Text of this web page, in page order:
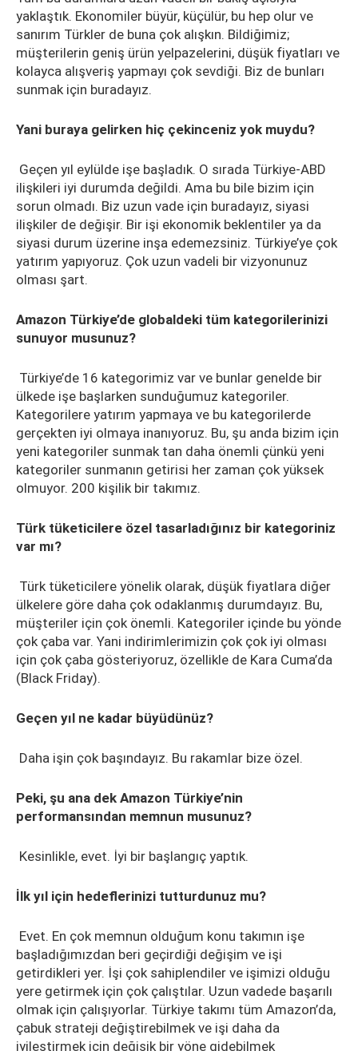
yaklaştık. Ekonomiler büyür, küçülür, bu hep olur ve
sanırım Türkler de buna çok alışkın. Bildiğimiz;
müşterilerin geniş ürün yelpazelerini, düşük fiyatları ve
kolayca alışveriş yapmayı çok sevdiği. Biz de bunları
sunmak için buradayız.
Yani buraya gelirken hiç çekinceniz yok muydu?
Geçen yıl eylülde işe başladık. O sırada Türkiye-ABD
ilişkileri iyi durumda değildi. Ama bu bile bizim için
sorun olmadı. Biz uzun vade için buradayız, siyasi
ilişkiler de değişir. Bir işi ekonomik beklentiler ya da
siyasi durum üzerine inşa edemezsiniz. Türkiye’ye çok
yatırım yapıyoruz. Çok uzun vadeli bir vizyonunuz
olması şart.
Amazon Türkiye’de globaldeki tüm kategorilerinizi
sunuyor musunuz?
Türkiye’de 16 kategorimiz var ve bunlar genelde bir
ülkede işe başlarken sunduğumuz kategoriler.
Kategorilere yatırım yapmaya ve bu kategorilerde
gerçekten iyi olmaya inanıyoruz. Bu, şu anda bizim için
yeni kategoriler sunmak tan daha önemli çünkü yeni
kategoriler sunmanın getirisi her zaman çok yüksek
olmuyor. 200 kişilik bir takımız.
Türk tüketicilere özel tasarladığınız bir kategoriniz
var mı?
Türk tüketicilere yönelik olarak, düşük fiyatlara diğer
ülkelere göre daha çok odaklanmış durumdayız. Bu,
müşteriler için çok önemli. Kategoriler içinde bu yönde
çok çaba var. Yani indirimlerimizin çok çok iyi olması
için çok çaba gösteriyoruz, özellikle de Kara Cuma’da
(Black Friday).
Geçen yıl ne kadar büyüdünüz?
Daha işin çok başındayız. Bu rakamlar bize özel.
Peki, şu ana dek Amazon Türkiye’nin
performansından memnun musunuz?
Kesinlikle, evet. İyi bir başlangıç yaptık.
İlk yıl için hedeflerinizi tutturdunuz mu?
Evet. En çok memnun olduğum konu takımın işe
başladığımızdan beri geçirdiği değişim ve işi
getirdikleri yer. İşi çok sahiplendiler ve işimizi olduğu
yere getirmek için çok çalıştılar. Uzun vadede başarılı
olmak için çalışıyorlar. Türkiye takımı tüm Amazon’da,
çabuk strateji değiştirebilmek ve işi daha da
iyileştirmek için değişik bir yöne gidebilmek